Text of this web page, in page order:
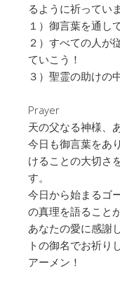
るように祈っていま
１）御言葉を通し
２）すべての人が
ていこう！
３）聖霊の助けの
Prayer
天の父なる神様、
今日も御言葉をあ
けることの大切さ
す。
今日から始まるゴ
の真理を語ること
あなたの愛に感謝
トの御名でお祈り
アーメン！